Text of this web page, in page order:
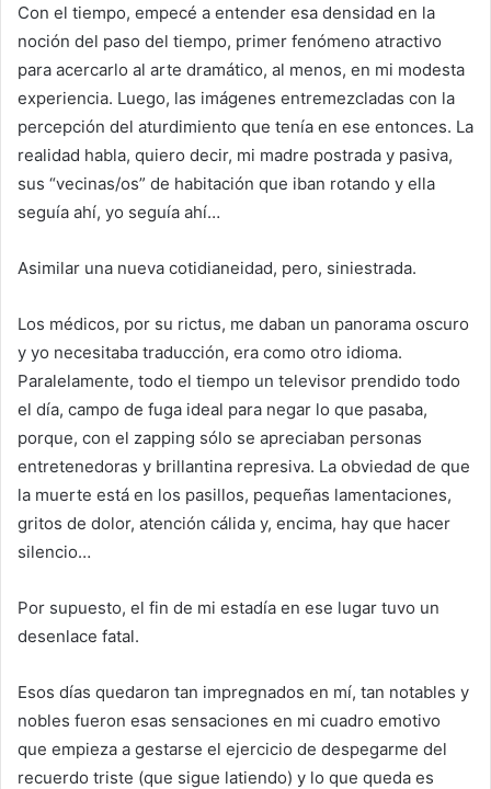
Con el tiempo, empecé a entender esa densidad en la
noción del paso del tiempo, primer fenómeno atractivo
para acercarlo al arte dramático, al menos, en mi modesta
experiencia. Luego, las imágenes entremezcladas con la
percepción del aturdimiento que tenía en ese entonces. La
realidad habla, quiero decir, mi madre postrada y pasiva,
sus “vecinas/os” de habitación que iban rotando y ella
seguía ahí, yo seguía ahí…
Asimilar una nueva cotidianeidad, pero, siniestrada.
Los médicos, por su rictus, me daban un panorama oscuro
y yo necesitaba traducción, era como otro idioma.
Paralelamente, todo el tiempo un televisor prendido todo
el día, campo de fuga ideal para negar lo que pasaba,
porque, con el zapping sólo se apreciaban personas
entretenedoras y brillantina represiva. La obviedad de que
la muerte está en los pasillos, pequeñas lamentaciones,
gritos de dolor, atención cálida y, encima, hay que hacer
silencio…
Por supuesto, el fin de mi estadía en ese lugar tuvo un
desenlace fatal.
Esos días quedaron tan impregnados en mí, tan notables y
nobles fueron esas sensaciones en mi cuadro emotivo
que empieza a gestarse el ejercicio de despegarme del
recuerdo triste (que sigue latiendo) y lo que queda es